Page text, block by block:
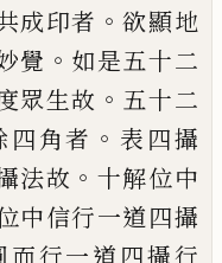
成印者 。欲顯地
覺 。 如是五十二
眾生故 。 五十二
四角者 。 表四攝
法故 。 十解位中
中信行一道四攝
而行一道四攝行